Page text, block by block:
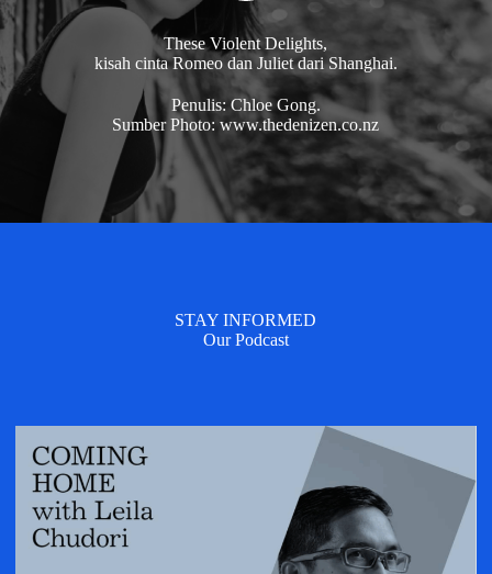
These Violent Delights,
kisah cinta Romeo dan Juliet dari Shanghai.
Penulis: Chloe Gong.
Sumber Photo: www.thedenizen.co.nz
STAY INFORMED
Our Podcast